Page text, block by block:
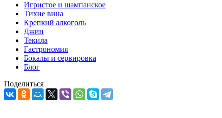
Игристое и шампанское
Тихие вина
Крепкий алкоголь
Джин
Текила
Гастрономия
Бокалы и сервировка
Блог
Поделиться